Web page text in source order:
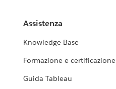
Assistenza
Knowledge Base
Formazione e certificazione
Guida Tableau